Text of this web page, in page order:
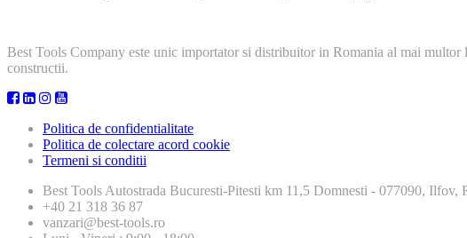
Best Tools Company este unic importator si distribuitor in Romania al mai
constructii.
Politica de confidentialitate
Politica de colectare acord cookie
Termeni si conditii
Best Tools Autostrada Bucuresti-Pitesti km 11,5 Domnesti - 077090,
+40 21 318 36 87
vanzari@best-tools.ro